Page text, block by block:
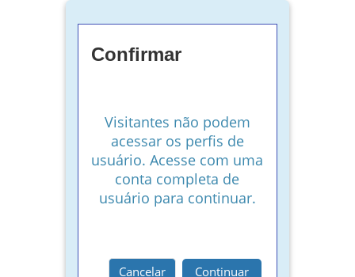
Confirmar
Visitantes não podem
acessar os perfis de
usuário. Acesse com uma
conta completa de
usuário para continuar.
Cancelar Continuar